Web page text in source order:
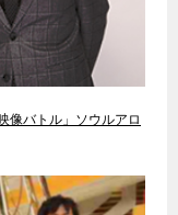
像バトル」ソウルアロ